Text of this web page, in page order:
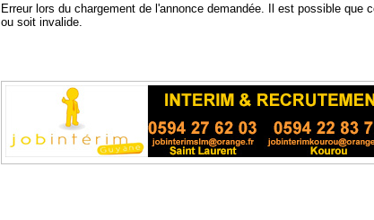
Erreur lors du chargement de l'annonce demandée. Il est possible que
ou soit invalide.